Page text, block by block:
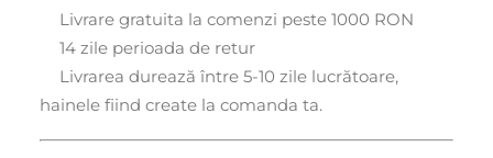
Livrare gratuita la comenzi peste 1000 RON
14 zile perioada de retur
Livrarea durează între 5-10 zile lucrătoare,
hainele fiind create la comanda ta.